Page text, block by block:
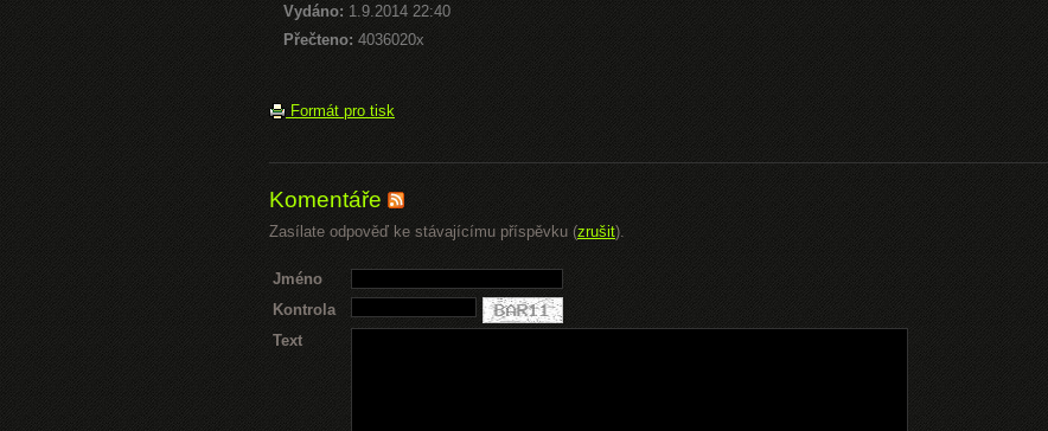
Vydáno: 1.9.2014 22:40
Přečteno: 4036020x
Formát pro tisk
Komentáře
Zasílate odpověď ke stávajícímu příspěvku (zrušit).
Jméno
Kontrola
Text